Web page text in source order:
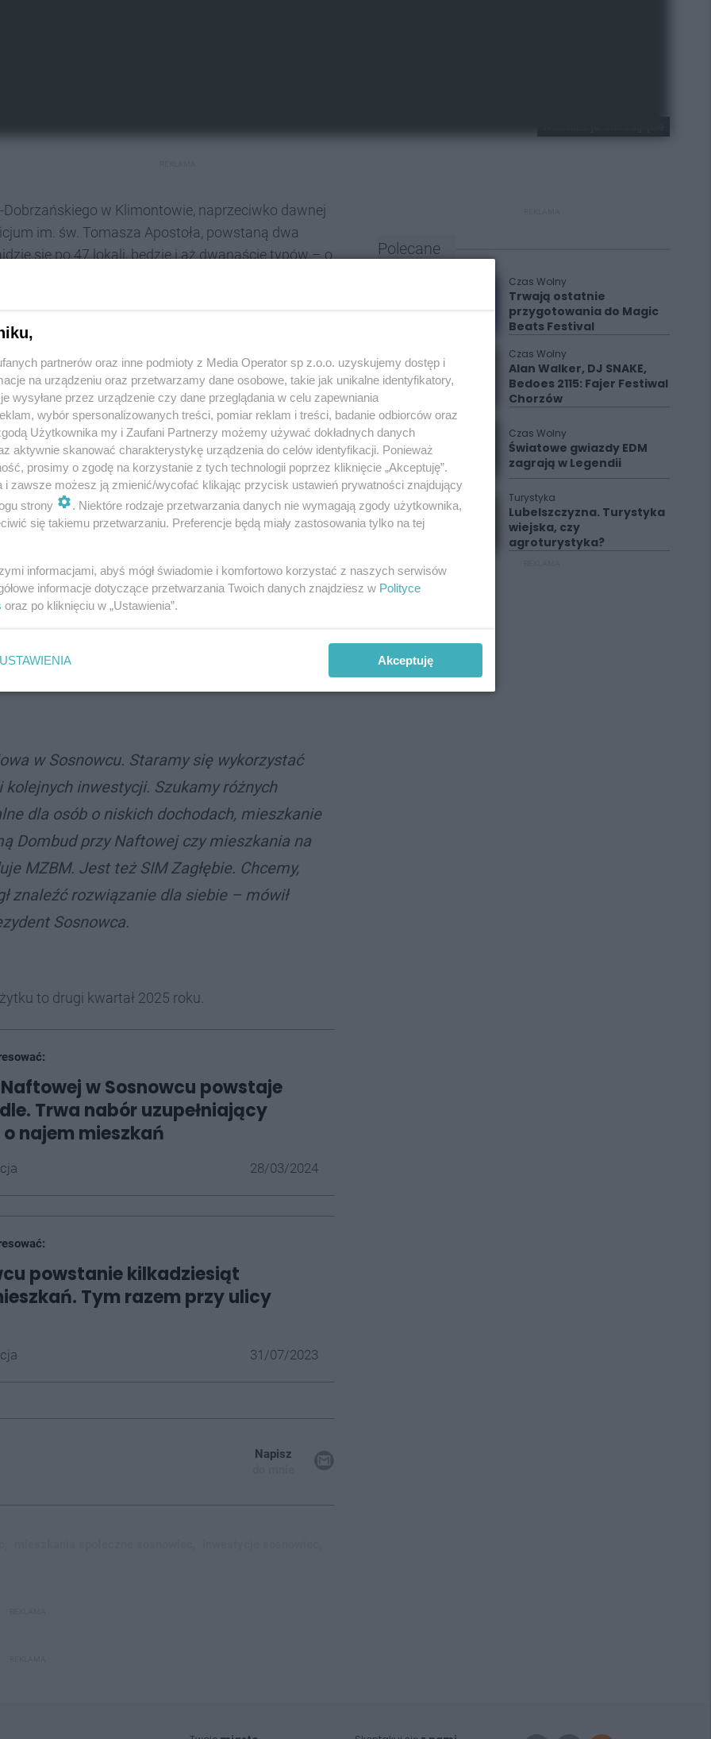
w Klimontowie, naprzeciwko dawnej
im. św. Tomasza Apostoła, powstaną dwa
się po 47 lokali, będzie i aż dwanaście typów – o
Będą gotowe do zamieszkania. Przy
zabaw, a także zewnętrzna wiata śmietnikowa. W
także komórki lokatorskie – będzie ich tyle, ile
społecznymi przeznaczonymi dla osób,
komunalne, a jednocześnie za mało, aby otrzymać
użytkowej mieszkania. Z kolei wysokość
sposób SIM Zagłębie oblicza wysokość
z 1 metra kwadratowego powierzchni użytkowej
wynika ze wstępnych szacunkowych kosztów
wzoru umowy o partycypację) jest mnożona
wniosków o najem mieszkań, który potrwa do 26
Zagłębie w Sosnowcu na. ul. Wojska Polskiego
w godzinach od 9:00 do 16:00. Wnioski powinny
znajdować się imię i nazwisko wnioskodawcy wraz
mieszkalny w Sosnowcu w ramach SIM
w Sosnowcu. Staramy się wykorzystać
inwestycji. Szukamy różnych
dla osób o niskich dochodach, mieszkanie
Dombud przy Naftowej czy mieszkania na
MZBM. Jest też SIM Zagłębie. Chcemy,
znaleźć rozwiązanie dla siebie – mówił
Sosnowca.
to drugi kwartał 2025 roku.
w Sosnowcu powstaje
Trwa nabór uzupełniający
najem mieszkań
28/03/2024
powstanie kilkadziesiąt
Tym razem przy ulicy
31/07/2023
Napisz
Polecane
Czas Wolny
Trwają ostatnie
przygotowania do Magic
Beats Festival
Czas Wolny
Alan Walker, DJ SNAKE,
Bedoes 2115: Fajer Festiwal
Chorzów
Czas Wolny
Światowe gwiazdy EDM
zagrają w Legendii
Turystyka
Lubelszczyzna. Turystyka
wiejska, czy
agroturystyka?
partnerów oraz inne podmioty z Media Operator sp z.o.o. uzyskujemy dostęp i
na urządzeniu oraz przetwarzamy dane osobowe, takie jak unikalne identyfikatory,
wysyłane przez urządzenie czy dane przeglądania w celu zapewniania
wybór spersonalizowanych treści, pomiar reklam i treści, badanie odbiorców oraz
Użytkownika my i Zaufani Partnerzy możemy używać dokładnych danych
aktywnie skanować charakterystykę urządzenia do celów identyfikacji. Ponieważ
prosimy o zgodę na korzystanie z tych technologii poprzez kliknięcie „Akceptuję”.
i zawsze możesz ją zmienić/wycofać klikając przycisk ustawień prywatności znajdujący
strony
. Niektóre rodzaje przetwarzania danych nie wymagają zgody użytkownika,
się takiemu przetwarzaniu. Preferencje będą miały zastosowania tylko na tej
informacjami, abyś mógł świadomie i komfortowo korzystać z naszych serwisów
informacje dotyczące przetwarzania Twoich danych znajdziesz w Polityce
oraz po kliknięciu w „Ustawienia”.
USTAWIENIA Akceptuję